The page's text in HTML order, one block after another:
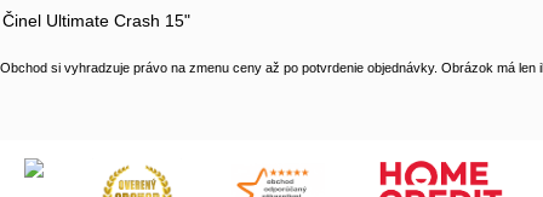
Činel Ultimate Crash 15"
Obchod si vyhradzuje právo na zmenu ceny až po potvrdenie objednávky. Obrázok má len